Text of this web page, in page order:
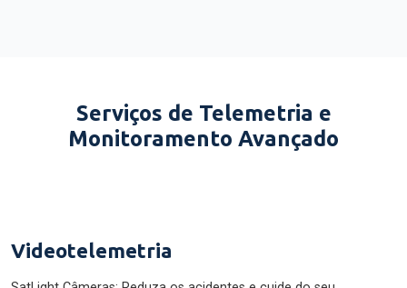
Serviços de Telemetria e
Monitoramento Avançado
Videotelemetria